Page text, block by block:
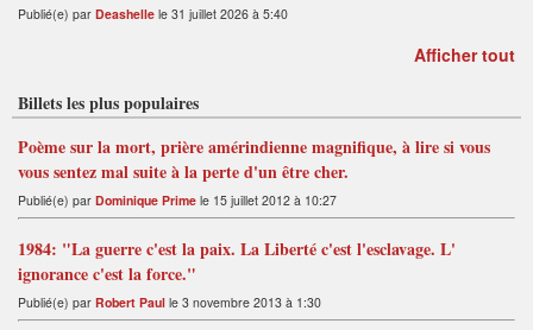
Publié(e) par Deashelle le 31 juillet 2026 à 5:40
Afficher tout
Billets les plus populaires
Poème sur la mort, prière amérindienne magnifique, à lire si vous
vous sentez mal suite à la perte d'un être cher.
Publié(e) par Dominique Prime le 15 juillet 2012 à 10:27
1984: "La guerre c'est la paix. La Liberté c'est l'esclavage. L'
ignorance c'est la force."
Publié(e) par Robert Paul le 3 novembre 2013 à 1:30